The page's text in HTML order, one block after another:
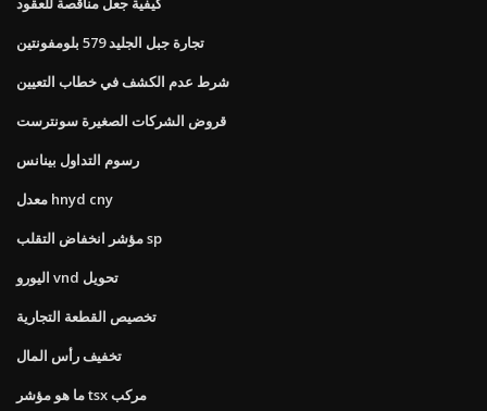
تجارة جبل الجليد 579 بلومفونتين
شرط عدم الكشف في خطاب التعيين
قروض الشركات الصغيرة سونترست
رسوم التداول بينانس
معدل hnyd cny
مؤشر انخفاض التقلب sp
اليورو vnd تحويل
تخصيص القطعة التجارية
تخفيف رأس المال
ما هو مؤشر tsx مركب